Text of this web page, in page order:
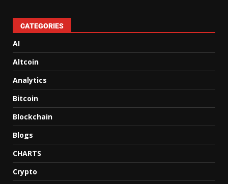
CATEGORIES
AI
Altcoin
Analytics
Bitcoin
Blockchain
Blogs
CHARTS
Crypto